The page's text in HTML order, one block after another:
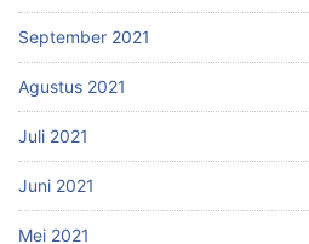
September 2021
Agustus 2021
Juli 2021
Juni 2021
Mei 2021